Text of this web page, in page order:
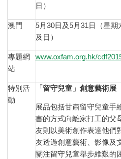
日）
澳門
5月30日及5月31日（星期
及日）
專題網
站
www.oxfam.org.hk/
特別活
動
「留守兒童」創意藝術展
展品包括甘肅留守兒童手
書的方式向離家打工的父
友則以美術創作表達他們
友透過創意藝術、影像及
關注留守兒童舉步維艱的